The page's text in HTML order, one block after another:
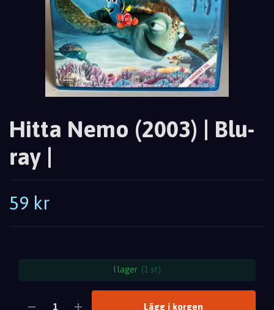
Hitta Nemo (2003) | Blu-
ray |
59 kr
I lager (1 st)
Lägg i korgen